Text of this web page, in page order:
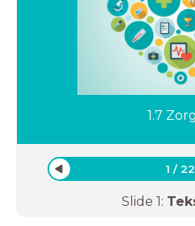
1.7
1 /22
Slide 1: